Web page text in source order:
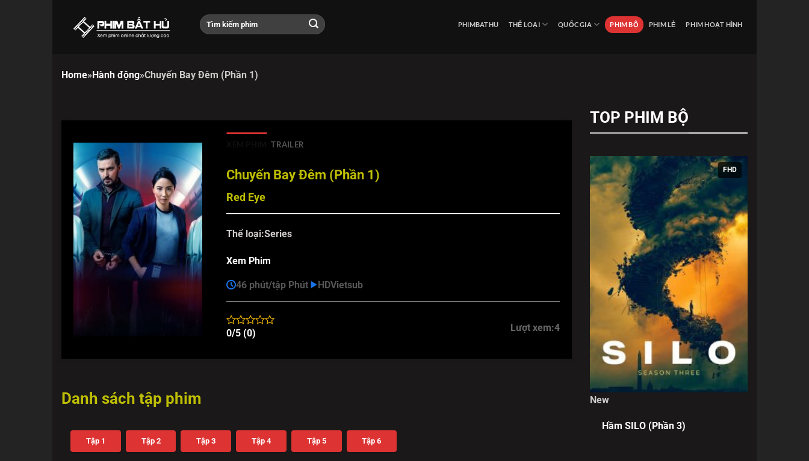
PHIMBATHU THỂ LOẠI QUỐC GIA PHIM BỘ PHIM LẺ PHIM HOẠT HÌNH
Home»Hành động»Chuyến Bay Đêm (Phần 1)
TRAILER
Chuyến Bay Đêm (Phần 1)
Red Eye
Thể loại:Series
Xem Phim
46 phút/tập Phút HDVietsub
0/5 (0) Lượt xem:4
Danh sách tập phim
Tập 1 Tập 2 Tập 3 Tập 4 Tập 5 Tập 6
TOP PHIM BỘ
FHD
New
Hầm SILO (Phần 3)